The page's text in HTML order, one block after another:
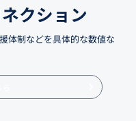
クション
体制などを具体的な数値な